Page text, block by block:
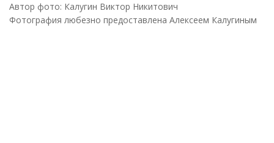
Автор фото: Калугин Виктор Никитович
Фотография любезно предоставлена Алексеем Калугиным